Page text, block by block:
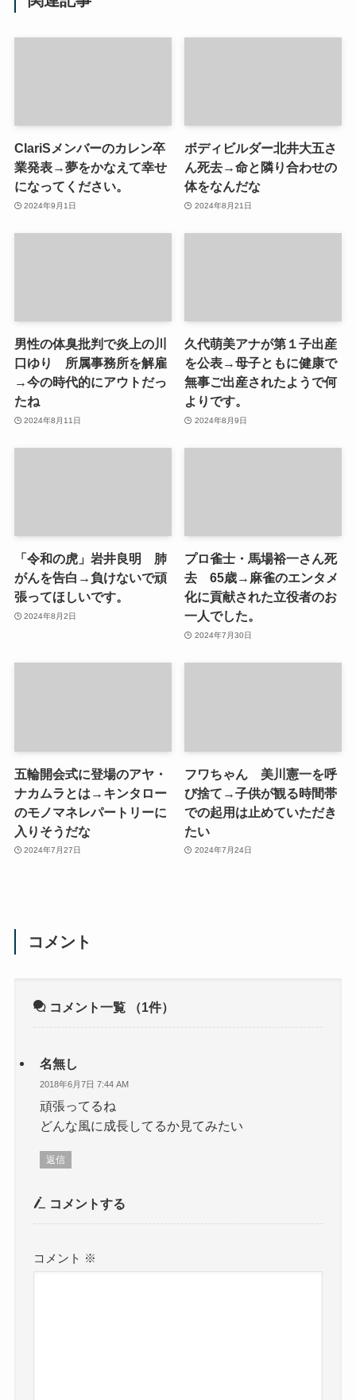
ClariSメンバーのカレン卒
業発表→夢をかなえて幸せ
になってください。
2024年9月1日
ボディビルダー北井大五さ
ん死去→命と隣り合わせの
体をなんだな
2024年8月21日
男性の体臭批判で炎上の川
口ゆり 所属事務所を解雇
→今の時代的にアウトだっ
たね
2024年8月11日
久代萌美アナが第１子出産
を公表→母子ともに健康で
無事ご出産されたようで何
よりです。
2024年8月9日
「令和の虎」岩井良明 肺
がんを告白→負けないで頑
張ってほしいです。
2024年8月2日
プロ雀士・馬場裕一さん死
去 65歳→麻雀のエンタメ
化に貢献された立役者のお
一人でした。
2024年7月30日
五輪開会式に登場のアヤ・
ナカムラとは→キンタロー
のモノマネレパートリーに
入りそうだな
2024年7月27日
フワちゃん 美川憲一を呼
び捨て→子供が観る時間帯
での起用は止めていただき
たい
2024年7月24日
コメント
コメント一覧 （1件）
名無し
2018年6月7日 7:44 AM
頑張ってるね
どんな風に成長してるか見てみたい
返信
コメントする
コメント ※